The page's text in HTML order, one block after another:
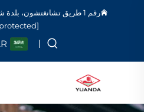
رقم 1 طريق تشانغتشون، بلدة شانغهو، سوزهو، جيانغسو، الصين